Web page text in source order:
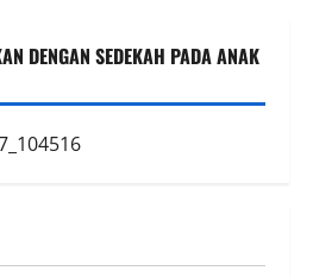
DENGAN SEDEKAH PADA ANAK